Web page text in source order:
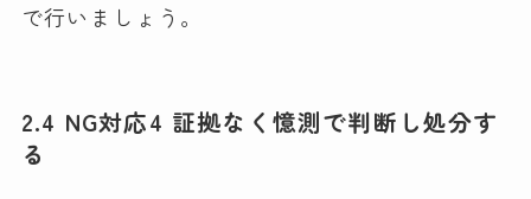
で行いましょう。
2.4 NG対応4 証拠なく憶測で判断し処分す
る